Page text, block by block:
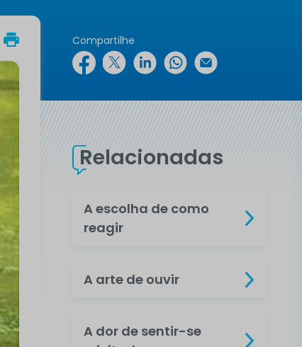
Compartilhe
Relacionadas
A escolha de como
reagir
A arte de ouvir
A dor de sentir-se